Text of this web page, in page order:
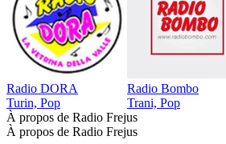
Radio DORA
Turin, Pop
Radio Bombo
Trani, Pop
À propos de Radio Frejus
À propos de Radio Frejus